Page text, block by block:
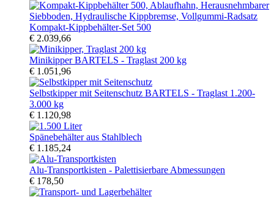
Kompakt-Kippbehälter-Set 500
€ 2.039,66
Minikipper BARTELS - Traglast 200 kg
€ 1.051,96
Selbstkipper mit Seitenschutz BARTELS - Traglast 1.200-
3.000 kg
€ 1.120,98
Spänebehälter aus Stahlblech
€ 1.185,24
Alu-Transportkisten - Palettisierbare Abmessungen
€ 178,50